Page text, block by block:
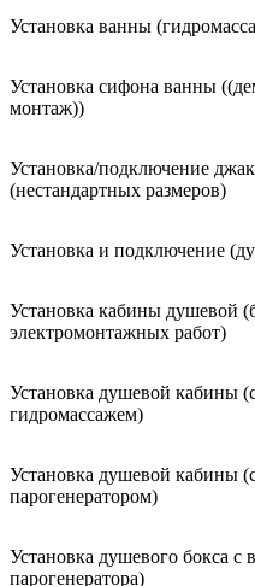
Установка ванны
Установка сифона ванны
монтаж))
Установка/подключение
(нестандартных размеров)
Установка и подключение
Установка кабины душевой
электромонтажных работ)
Установка душевой кабины
гидромассажем)
Установка душевой кабины
парогенератором)
Установка душевого бокса с
парогенератора)